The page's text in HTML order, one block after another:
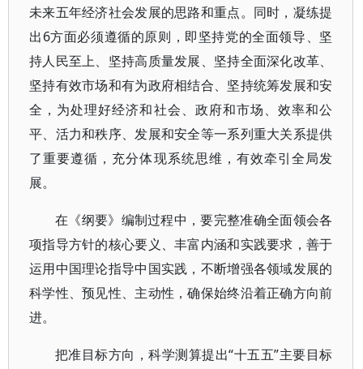
未来五年经济社会发展的思路和重点。同时，凝练提
出6方面必须遵循的原则，即坚持党的全面领导、坚
持人民至上、坚持高质量发展、坚持全面深化改革、
坚持有效市场和有为政府相结合、坚持统筹发展和安
全，为处理好经济和社会、政府和市场、效率和公
平、活力和秩序、发展和安全等一系列重大关系提供
了重要遵循，充分体现系统思维，有效牵引全局发
展。
在《纲要》编制过程中，要完整准确全面领会各
项指导方针的核心要义、丰富内涵和实践要求，善于
运用中国理论指导中国实践，不断增强各领域发展的
科学性、预见性、主动性，确保始终沿着正确方向前
进。
把准目标方向，科学测算提出“十五五”主要目标